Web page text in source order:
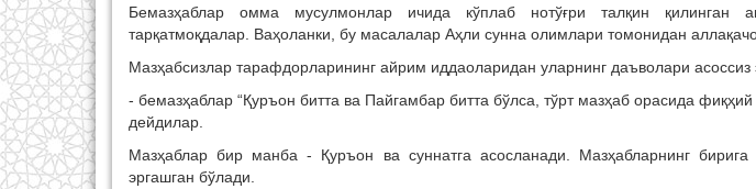
Бемазҳаблар омма мусулмонлар ичида кўплаб нотўғри талқин қилинган
тарқатмоқдалар. Ваҳоланки, бу масалалар Аҳли сунна олимлари томонидан
Мазҳабсизлар тарафдорларининг айрим иддаоларидан уларнинг даъволари
- бемазҳаблар “Қуръон битта ва Пайгамбар битта бўлса, тўрт мазҳаб орасида
дейдилар.
Мазҳаблар бир манба - Қуръон ва суннатга асосланади. Мазҳабларнинг
эргашган бўлади.